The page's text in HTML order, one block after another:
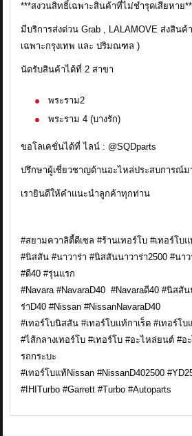
***สงวนสิทธิ์เฉพาะสินค้าที่ไม่ชำรุดเสียหาย
มีบริการส่งด่วน Grab , LALAMOVE ส่งสินค้
เฉพาะกรุงเทพ และ ปริมณฑล )
นัดรับสินค้าได้ที่ 2 สาขา
พระราม2
พระราม 4 (บางรัก)
ขอโลเคชั่นได้ที่ ไลน์ : @SQDparts
ปรึกษาผู้เชี่ยวชาญด้านอะไหล่ประสบการณ์ม
เรายินดีให้คำแนะนำลูกค้าทุกท่าน
#สยามควาลิตี้ดีเซล #ร้านเทอร์โบ #เทอร์โบแ
#นิสสัน #นาวาร่า #นิสสันนาวาร่า2500 #นาว
#ดี40 #รุ่นแรก
#Navara #NavaraD40 #Navaraดี40 #นิสสั
ร่าD40 #Nissan #NissanNavaraD40
#เทอร์โบนิสสัน #เทอร์โบแท้กาเร็ต #เทอร์โบ
#ไส้กลางเทอร์โบ #เทอร์โบ #อะไหล่ยนต์ #
รถกระบะ
#เทอร์โบแท้Nissan #NissanD402500
#IHITurbo #Garrett #Turbo #Autoparts